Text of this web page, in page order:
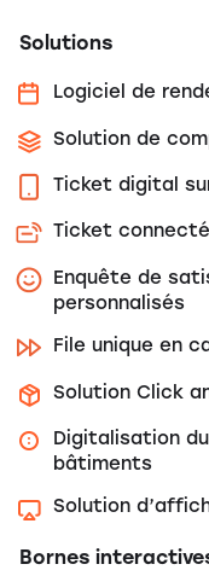
Solutions
Logiciel de
Solution de
Ticket digital
Ticket
Enquête de
personnalisés
File unique en
Solution Click
Digitalisation
bâtiments
Solution
Bornes